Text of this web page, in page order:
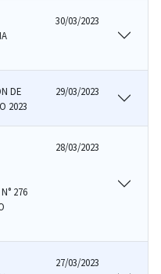
30/03/2023
DE
2023
29/03/2023
276
28/03/2023
27/03/2023